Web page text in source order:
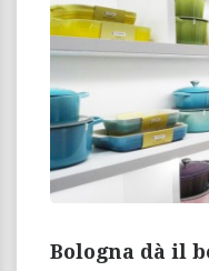
Bologna dà il